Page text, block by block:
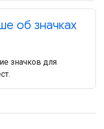
об значках
значков для